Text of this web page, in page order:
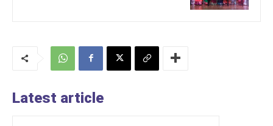
Latest article